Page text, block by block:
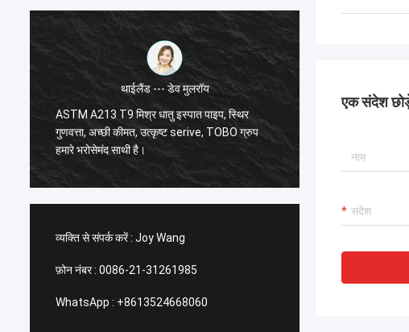
थाईलैंड --- डेव मुलरॉय
ASTM A213 T9 मिश्र धातु इस्पात पाइप, स्थिर
गुणवत्ता, अच्छी कीमत, उत्कृष्ट serive, TOBO ग्रुप
हमारे भरोसेमंद साथी है।
एएसटीएम A182
व्यक्ति से संपर्क करें : Joy Wang
फ़ोन नंबर : 0086-21-31261985
WhatsApp : +8613524668060
एक संदेश